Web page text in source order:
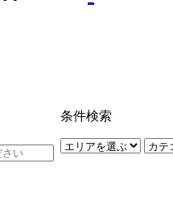
条件検索